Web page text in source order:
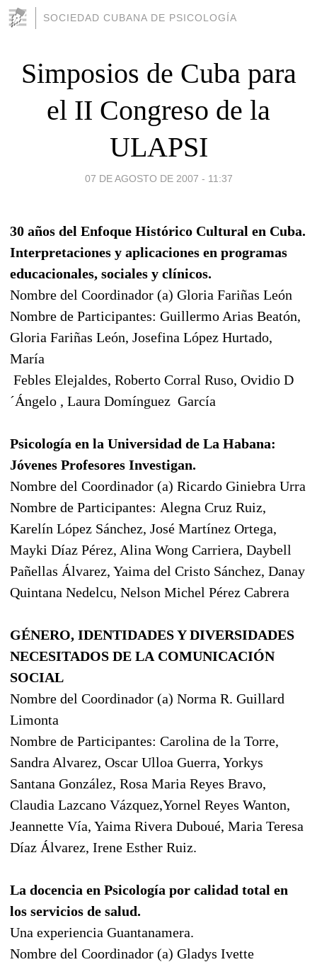
SOCIEDAD CUBANA DE PSICOLOGÍA
Simposios de Cuba para
el II Congreso de la
ULAPSI
07 DE AGOSTO DE 2007 - 11:37
30 años del Enfoque Histórico Cultural en Cuba.
Interpretaciones y aplicaciones en programas
educacionales, sociales y clínicos.
Nombre del Coordinador (a) Gloria Fariñas León
Nombre de Participantes: Guillermo Arias Beatón,
Gloria Fariñas León, Josefina López Hurtado,
María
Febles Elejaldes, Roberto Corral Ruso, Ovidio D
´Ángelo , Laura Domínguez García
Psicología en la Universidad de La Habana:
Jóvenes Profesores Investigan.
Nombre del Coordinador (a) Ricardo Giniebra Urra
Nombre de Participantes: Alegna Cruz Ruiz,
Karelín López Sánchez, José Martínez Ortega,
Mayki Díaz Pérez, Alina Wong Carriera, Daybell
Pañellas Álvarez, Yaima del Cristo Sánchez, Danay
Quintana Nedelcu, Nelson Michel Pérez Cabrera
GÉNERO, IDENTIDADES Y DIVERSIDADES
NECESITADOS DE LA COMUNICACIÓN
SOCIAL
Nombre del Coordinador (a) Norma R. Guillard
Limonta
Nombre de Participantes: Carolina de la Torre,
Sandra Alvarez, Oscar Ulloa Guerra, Yorkys
Santana González, Rosa Maria Reyes Bravo,
Claudia Lazcano Vázquez,Yornel Reyes Wanton,
Jeannette Vía, Yaima Rivera Duboué, Maria Teresa
Díaz Álvarez, Irene Esther Ruiz.
La docencia en Psicología por calidad total en
los servicios de salud.
Una experiencia Guantanamera.
Nombre del Coordinador (a) Gladys Ivette